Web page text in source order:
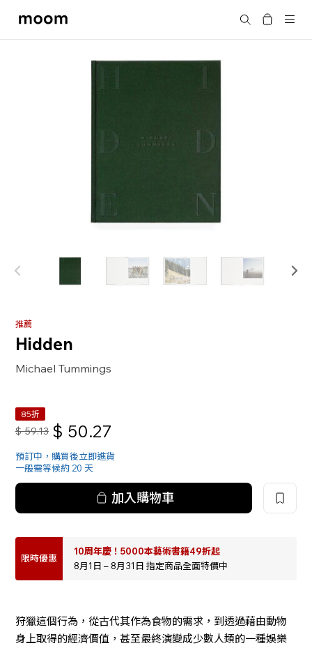
moom
搜尋
推薦
Hidden
Michael Tummings
85折
$ 59.13 $ 50.27
預訂中，購買後立即進貨
一般需等候約 20 天
加入購物車
限時優惠
10周年慶！5000本藝術書籍49折起
8月1日 – 8月31日 指定商品全面特價中
狩獵這個行為，從古代其作為食物的需求，到透過藉由動物
身上取得的經濟價值，甚至最終演變成少數人類的一種娛樂